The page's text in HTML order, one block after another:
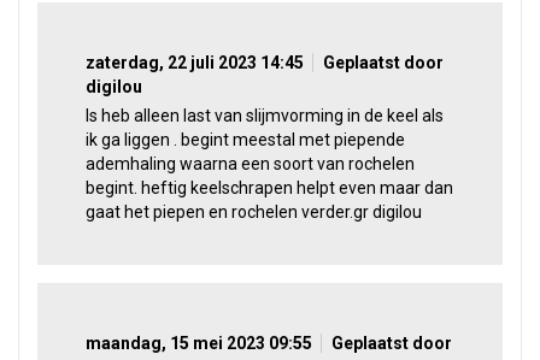
zaterdag, 22 juli 2023 14:45
Geplaatst door
digilou
ls heb alleen last van slijmvorming in de keel als
ik ga liggen . begint meestal met piepende
ademhaling waarna een soort van rochelen
begint. heftig keelschrapen helpt even maar dan
gaat het piepen en rochelen verder.gr digilou
maandag, 15 mei 2023 09:55
Geplaatst door